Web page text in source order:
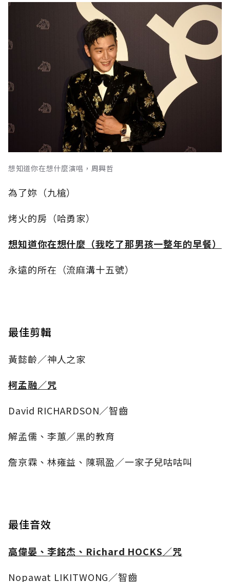
想知道你在想什麼演唱，周興哲
為了妳（九槍）
烤火的房（哈勇家）
想知道你在想什麼（我吃了那男孩一整年的早餐）
永遠的所在（流麻溝十五號）
最佳剪輯
黃懿齡／神人之家
柯孟融／咒
David RICHARDSON／智齒
解孟儒、李蕙／黑的教育
詹京霖、林雍益、陳珮盈／一家子兒咕咕叫
最佳音效
高偉晏、李銘杰、Richard HOCKS／咒
Nopawat LIKITWONG／智齒